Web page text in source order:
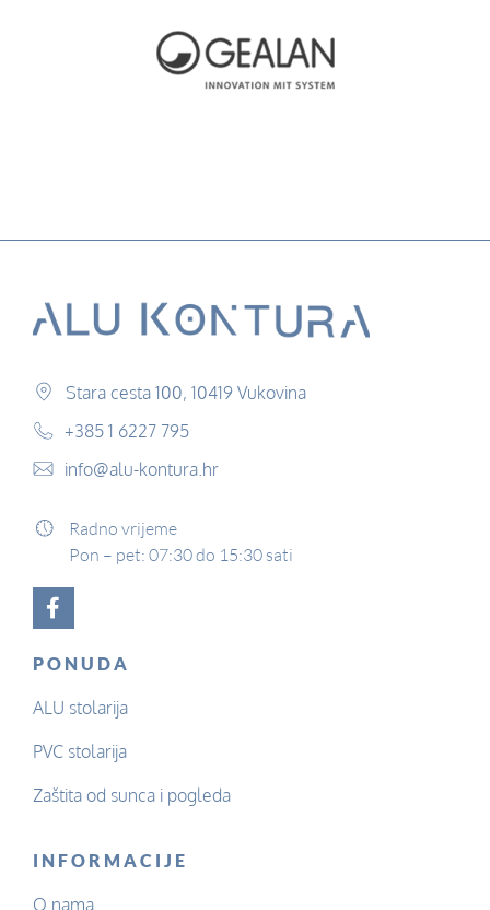
Stara cesta 100, 10419 Vukovina
+385 1 6227 795
info@alu-kontura.hr
Radno vrijeme
Pon – pet: 07:30 do 15:30 sati
PONUDA
ALU stolarija
PVC stolarija
Zaštita od sunca i pogleda
INFORMACIJE
O nama